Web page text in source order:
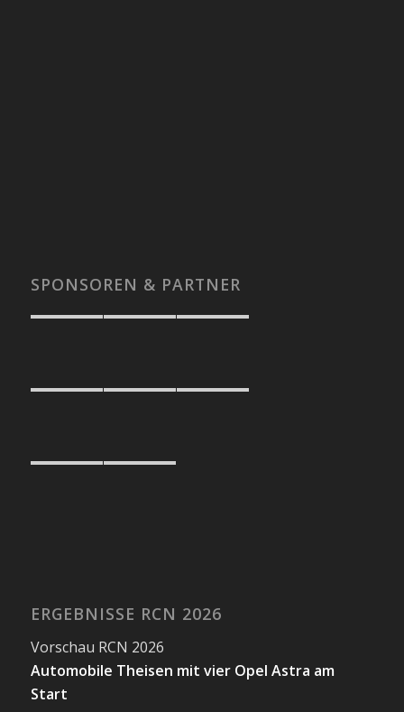
SPONSOREN & PARTNER
ERGEBNISSE RCN 2026
Vorschau RCN 2026
Automobile Theisen mit vier Opel Astra am
Start